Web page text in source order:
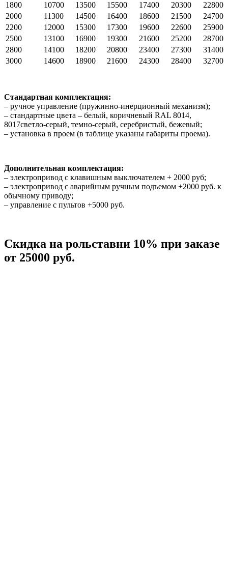
1800
10700 13500 15500 17400 20300
22800
2000
11300 14500 16400 18600 21500
24700
2200
12000 15300 17300 19600 22600
25900
2500
13100 16900 19300 21600 25200
28700
2800
14100 18200 20800 23400 27300
31400
3000
14600 18900 21600 24300 28400 32700
Стандартная комплектация:
– ручное управление (пружинно-инерционный механизм);
– стандартные цвета – белый, коричневый RAL 8014,
8017светло-серый, темно-серый, серебристый, бежевый;
– установка в проем (в таблице указаны габариты проема).
Дополнительная комплектация:
– электропривод с клавишным выключателем + 2000 руб;
– электропривод с аварийным ручным подъемом +2000 руб. к
обычному приводу;
– управление с пультов +5000 руб.
Скидка на рольставни 10% при заказе
от 25000 руб.